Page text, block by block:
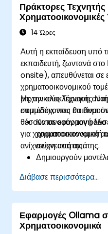
Πράκτορες
Ανίχνευση Απάτης
14 Ώρες
Αυτή η εκπαίδευση υπό
εκπαιδευτή, ζωντανά
onsite), απευθύνεται σε
χρηματοοικονομικού
μηχανικούς Τεχνητής
επιπέδου, που
θέσουν σε εφαρμογή
για χρηματοοικονομική
ανίχνευση απάτης.
Με την ολοκλήρωση
συμμετέχοντες θα είναι
Κατανοούν τον
χρηματοοικονομική
ανίχνευση απάτης.
Δημιουργούν
Αξιοποιούν τη
αξιολόγηση
Θέτουν σε
υποστήριξη ΤΝ.
Διάβασε περισσότερα...
Εφαρμογές Ollama
Χρηματοοικονομικά